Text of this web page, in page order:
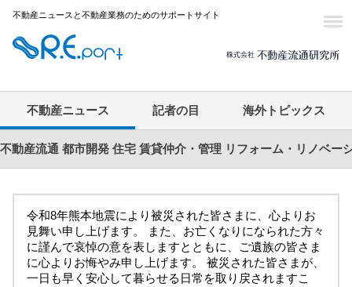
不動産ニュースと不動産業務のためのサポートサイト
不動産ニュース 記者の目 海外トピックス
不動産流通 都市開発 住宅 賃貸仲介・管理 リフォーム・リノベー
令和8年熊本地震により被災された皆さまに、心よりお
見舞い申し上げます。 また、お亡くなりになられた方々
に謹んで哀悼の意を表しますとともに、ご遺族の皆さま
に心よりお悔やみ申し上げます。 被災された皆さまが、
一日も早く安心して暮らせる日常を取り戻されますこ